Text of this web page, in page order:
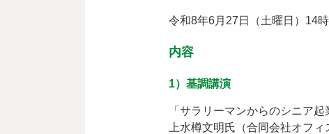
令和8年6月27日（土曜日）14
内容
1）基調講演
「サラリーマンからのシニア起
上水樽󠄀文明氏（合同会社オフィ